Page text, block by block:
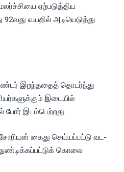
ஏற்படுத்திய
வயதில் அடியெடுத்து
இறந்ததைத் தொடர்ந்து
இடையில்
போர் இடம்பெற்றது.
கைது செய்யப்பட்டு வட-
கொலை